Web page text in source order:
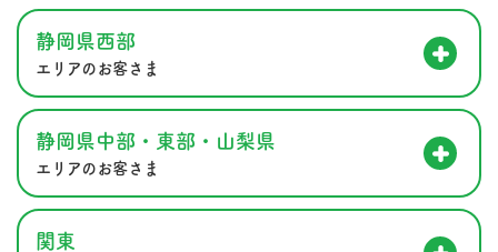
静岡県西部
エリアのお客さま
静岡県中部・東部・山梨県
エリアのお客さま
関東